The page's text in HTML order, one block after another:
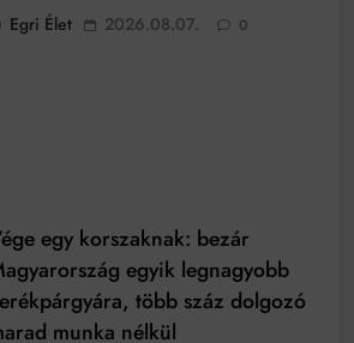
Egri Élet 2026.08.07. 0
egy korszaknak: bezár
egyik legnagyobb
több száz dolgozó
munka nélkül